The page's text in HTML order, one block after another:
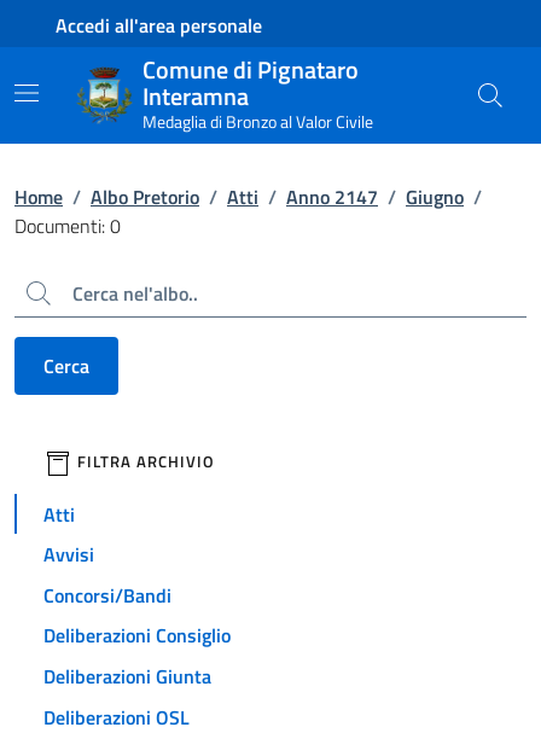
Contenuto principale
Piede di paginaAccedi all'area personale
Comune di Pignataro
Interamna
Medaglia di Bronzo al Valor Civile
Home / Albo Pretorio / Atti / Anno 2147 / Giugno /
Documenti: 0
Cerca
Cerca
filtri da applicare
FILTRA ARCHIVIO
Atti
Avvisi
Concorsi/Bandi
Deliberazioni Consiglio
Deliberazioni Giunta
Deliberazioni OSL